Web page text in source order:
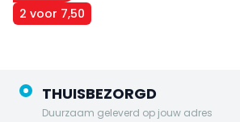
2 voor 7,50
THUISBEZORGD
Duurzaam geleverd op jouw adres